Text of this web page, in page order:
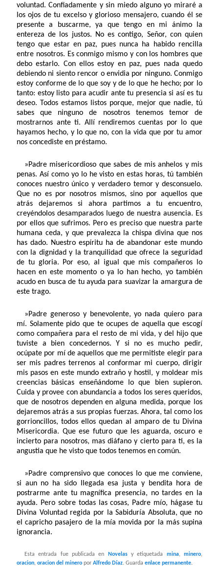
voluntad. Confiadamente y sin miedo alguno yo miraré a
los ojos de tu excelso y glorioso mensajero, cuando él se
presente a buscarme, ya que tengo en mi ánimo la
entereza de los justos. No es contigo, Señor, con quien
tengo que estar en paz, pues nunca ha habido rencilla
entre nosotros. Es conmigo mismo y con los hombres que
debo estarlo. Con ellos estoy en paz, pues nada quedo
debiendo ni siento rencor o envidia por ninguno. Conmigo
estoy conforme de lo que soy y de lo que he hecho; por lo
tanto: estoy listo para acudir ante tu presencia si así es tu
deseo. Todos estamos listos porque, mejor que nadie, tú
sabes que ninguno de nosotros tenemos temor de
mostrarnos ante ti. Allí rendiremos cuentas por lo que
hayamos hecho, y lo que no, con la vida que por tu amor
nos concediste en préstamo.
»Padre misericordioso que sabes de mis anhelos y mis
penas. Así como yo lo he visto en estas horas, tú también
conoces nuestro único y verdadero temor y desconsuelo.
Que no es por nosotros mismos, sino por aquellos que
atrás dejaremos si ahora partimos a tu encuentro,
creyéndolos desamparados luego de nuestra ausencia. Es
por ellos que sufrimos. Pero es preciso que nuestra parte
humana ceda, y que prevalezca la chispa divina que nos
has dado. Nuestro espíritu ha de abandonar este mundo
con la dignidad y la tranquilidad que ofrece la seguridad
de tu gloria. Por eso, al igual que mis compañeros lo
hacen en este momento o ya lo han hecho, yo también
acudo en busca de tu ayuda para suavizar la amargura de
este trago.
»Padre generoso y benevolente, yo nada quiero para
mí. Solamente pido que te ocupes de aquella que escogí
como compañera para el resto de mi vida, y del hijo que
tuviste a bien concedernos. Y si no es mucho pedir,
ocúpate por mí de aquellos que me permitiste elegir para
ser mis padres terrenos al conformar mi cuerpo, dirigir
mis pasos en este mundo extraño y hostil, y moldear mis
creencias básicas enseñándome lo que bien supieron.
Cuida y provee con abundancia a todos los seres queridos,
que de nosotros dependen en alguna medida, porque los
dejaremos atrás a sus propias fuerzas. Ahora, tal como los
gorrioncillos, todos ellos quedan al amparo de tu Divina
Misericordia. Que ese futuro que les aguarda, oscuro e
incierto para nosotros, mas diáfano y cierto para ti, es la
angustia que he visto que todos tenemos en común.
»Padre comprensivo que conoces lo que me conviene,
si aun no ha sido llegada esa justa y bendita hora de
postrarme ante tu magnífica presencia, no tardes en la
ayuda. Pero sobre todas las cosas, Padre mío, hágase tu
Divina Voluntad regida por la Sabiduría Absoluta, que no
el capricho pasajero de la mía movida por la más supina
ignorancia.
Esta entrada fue publicada en Novelasy etiquetada mina, minero,
oracion,oracion del minero porAlfredo Díaz. Guardaenlace permanente.